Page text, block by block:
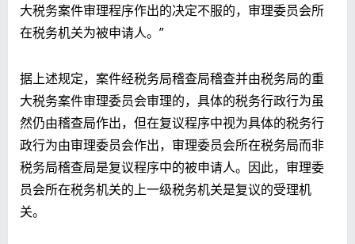
大税务案件审理程序作出的决定不服的，审理委员会所
在税务机关为被申请人。”
据上述规定，案件经税务局稽查局稽查并由税务局的重
大税务案件审理委员会审理的，具体的税务行政行为虽
然仍由稽查局作出，但在复议程序中视为具体的税务行
政行为由审理委员会作出，审理委员会所在税务局而非
税务局稽查局是复议程序中的被申请人。因此，审理委
员会所在税务机关的上一级税务机关是复议的受理机
关。